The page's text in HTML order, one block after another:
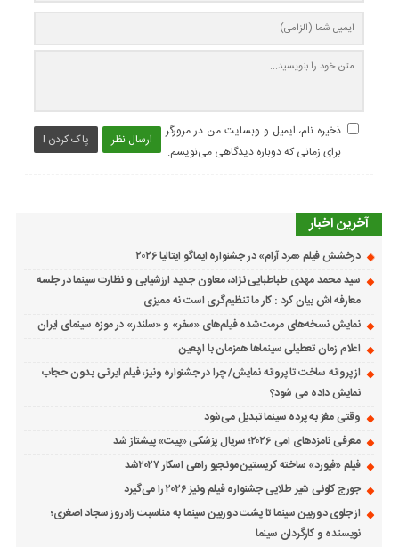
ارسال نظر پاک کردن !
ذخیره نام، ایمیل و وبسایت من در مرورگر
برای زمانی که دوباره دیدگاهی می‌نویسم.
آخرین اخبار
درخشش فیلم «مرد آرام» در جشنواره ایماگو ایتالیا ۲۰۲۶
سید محمد مهدی طباطبایی نژاد، معاون جدید ارزشیابی و نظارت سینما در جلسه
معارفه اش بیان کرد : کار ما تنظیم‌گری است نه ممیزی
نمایش نسخه‌های مرمت‌شده فیلم‌های «سفر» و «سلندر» در موزه سینمای ایران
اعلام زمان تعطیلی سینماها همزمان با اربعین
از پروانه ساخت تا پروانه نمایش/ چرا در جشنواره ونیز، فیلم ایرانی بدون حجاب
نمایش داده می شود؟
وقتی مغز به پرده سینما تبدیل می‌شود
معرفی نامزدهای امی ۲۰۲۶؛ سریال پزشکی «پیت» پیشتاز شد
فیلم «فیورد» ساخته کریستین مونجیو راهی اسکار ۲۰۲۷شد
جورج کلونی شیر طلایی جشنواره فیلم ونیز ۲۰۲۶ را می‌گیرد
از جلوی دوربین سینما تا پشت دوربین سینما به مناسبت زادروز سجاد اصغری؛
نویسنده و کارگردان سینما